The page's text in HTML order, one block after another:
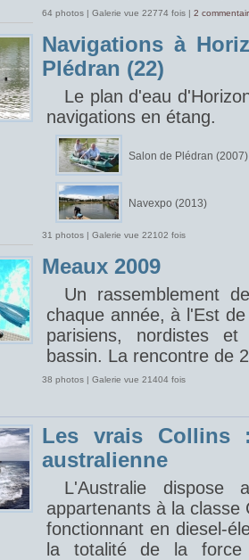
64 photos | Galerie vue 22774 fois | 2
Navigations à
Plédran (22)
Le plan d'eau
navigations en étang.
Salon de Plédran (2007)
Navexpo (2013)
31 photos | Galerie vue 22102 fois
Meaux 2009
Un rassemblement
chaque année, à l'Est
parisiens, nordistes
bassin. La rencontre de
38 photos | Galerie vue 21404 fois
Les vrais Collins
australienne
L'Australie dispose
appartenants à la classe
fonctionnant en diesel-
la totalité de la force